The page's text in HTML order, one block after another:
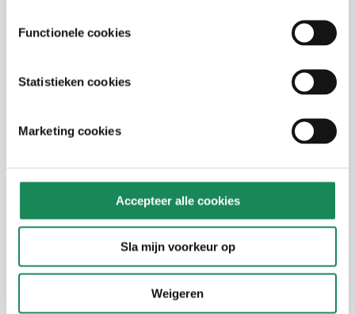
Functionele cookies
Statistieken cookies
Marketing cookies
Accepteer alle cookies
Sla mijn voorkeur op
Weigeren
moet u een Wlz-indicatie hebben. Deze
Indicatiestelling Zorg (CIZ). Dit is een
onafhankelijke organisatie die beoordeelt
of u in aanmerking komt voor zorg uit de